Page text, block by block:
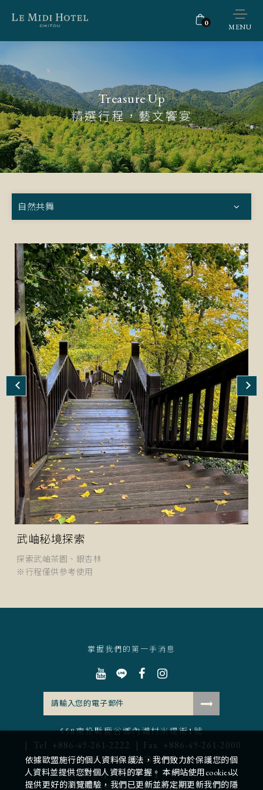
0 MENU
Treasure Up
精選行程，藝文饗宴
自然共舞
武岫秘境探索
探索武岫茶園、銀杏林
※行程僅供參考使用
掌握我們的第一手消息
558南投縣鹿谷鄉內湖村米堤街1號
Tel +886-49-261-2222 Fax +886-49-261-2000
米堤大飯店集團|溪頭館|中壢館
豐益米廠|平旺假日表 | 徵才專區
南投縣旅館079號|網站地圖
依據歐盟施行的個人資料保護法，我們致力於保護您的個
人資料並提供您對個人資料的掌握。 本網站使用cookies以
提供更好的瀏覽體驗，我們已更新並將定期更新我們的隱